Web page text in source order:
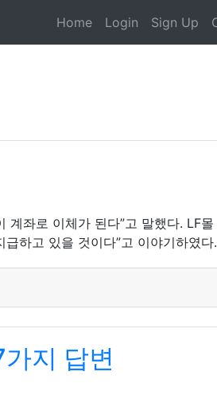
Home Login Sign Up
좌로 이체가 된다”고 말했다. LF몰
하고 있을 것이다”고 이야기하였다.
지 답변